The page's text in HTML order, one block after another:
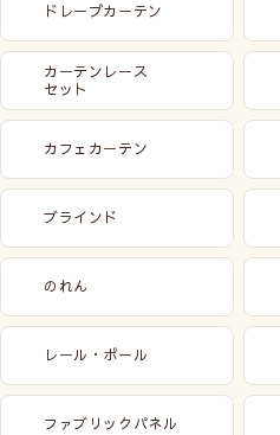
ドレープカーテン
カーテンレース
セット
カフェカーテン
ブラインド
のれん
レール・ポール
ファブリックパネル